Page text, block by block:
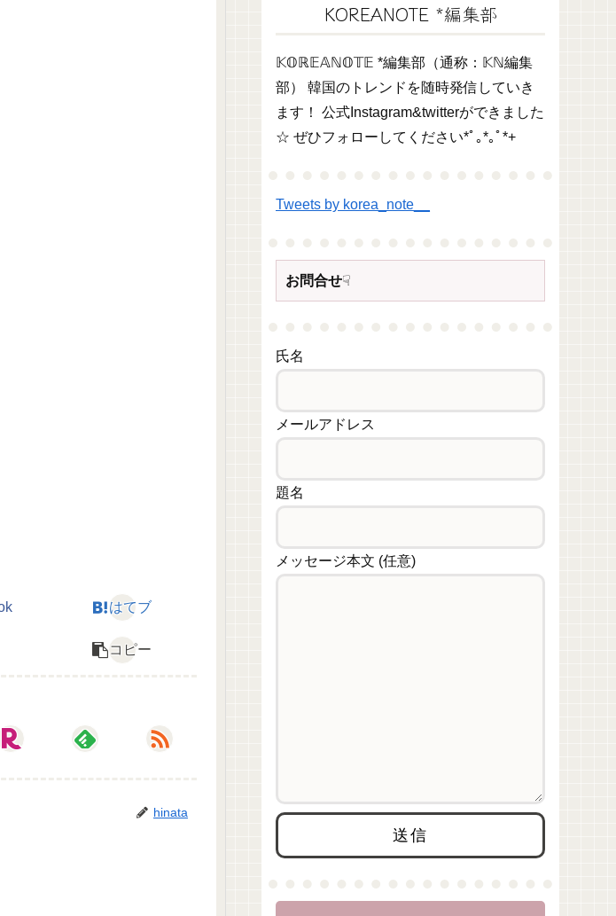
はてブ
コピー
hinata
KOREANOTE *編集部
𝕂𝕆ℝ𝔼𝔸ℕ𝕆𝕋𝔼 *編集部（通称：𝕂ℕ編集
部） 韓国のトレンドを随時発信していき
ます！ 公式Instagram&twitterができました
☆ ぜひフォローしてください*ﾟ｡*｡ﾟ*+
Tweets by korea_note__
お問合せ☟
氏名
メールアドレス
題名
メッセージ本文 (任意)